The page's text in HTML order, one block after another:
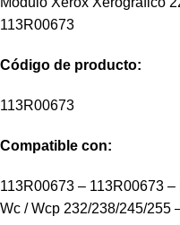
113R00673
Código de producto:
113R00673
Compatible con:
113R00673 – 113R00673
Wc / Wcp 232/238/245/255